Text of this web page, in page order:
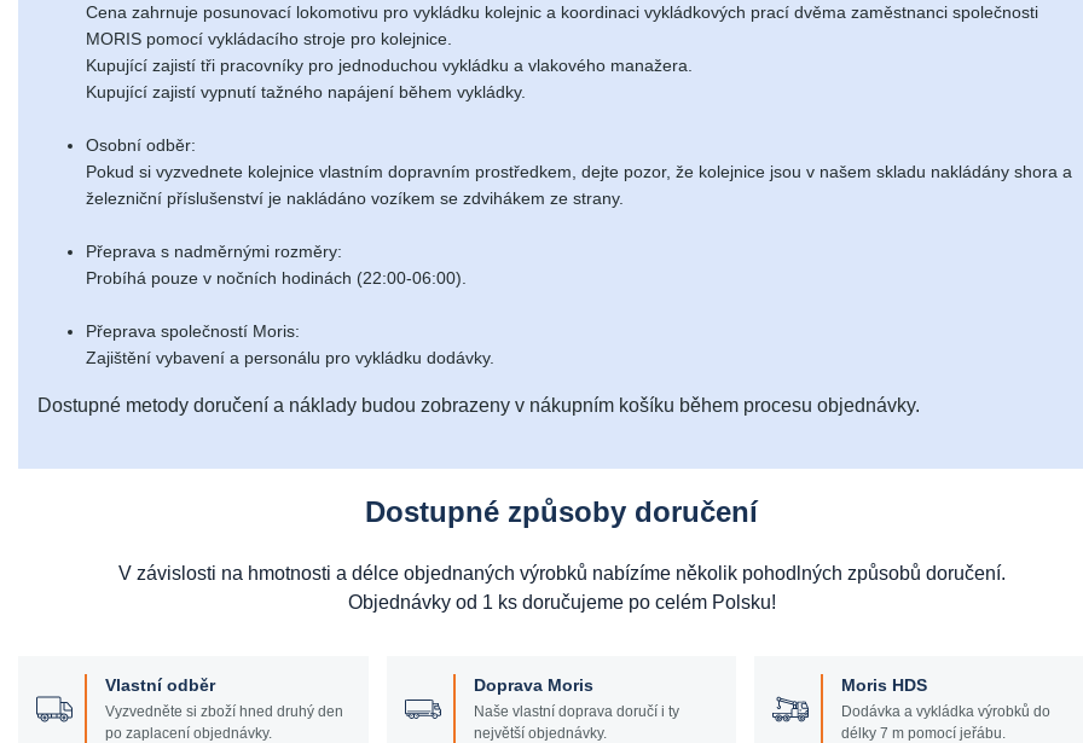
Cena zahrnuje posunovací lokomotivu pro vykládku kolejnic a koordinaci vykládkových prací dvěma zaměstnanci společnosti
MORIS pomocí vykládacího stroje pro kolejnice.
Kupující zajistí tři pracovníky pro jednoduchou vykládku a vlakového manažera.
Kupující zajistí vypnutí tažného napájení během vykládky.
Osobní odběr:
Pokud si vyzvednete kolejnice vlastním dopravním prostředkem, dejte pozor, že kolejnice jsou v našem skladu nakládány shora a
železniční příslušenství je nakládáno vozíkem se zdvihákem ze strany.
Přeprava s nadměrnými rozměry:
Probíhá pouze v nočních hodinách (22:00-06:00).
Přeprava společností Moris:
Zajištění vybavení a personálu pro vykládku dodávky.
Dostupné metody doručení a náklady budou zobrazeny v nákupním košíku během procesu objednávky.
Dostupné způsoby doručení
V závislosti na hmotnosti a délce objednaných výrobků nabízíme několik pohodlných způsobů doručení.
Objednávky od 1 ks doručujeme po celém Polsku!
Vlastní odběr
Vyzvedněte si zboží hned druhý den
po zaplacení objednávky.
Doprava Moris
Naše vlastní doprava doručí i ty
největší objednávky.
Moris HDS
Dodávka a vykládka výrobků do
délky 7 m pomocí jeřábu.